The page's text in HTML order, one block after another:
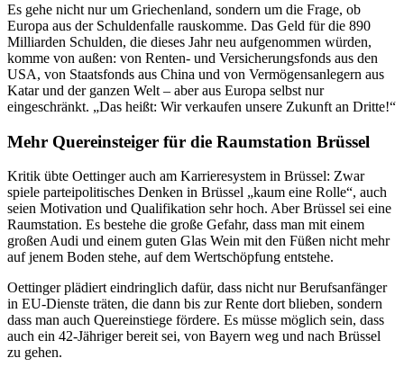
Es gehe nicht nur um Griechenland, sondern um die Frage, ob
Europa aus der Schuldenfalle rauskomme. Das Geld für die 890
Milliarden Schulden, die dieses Jahr neu aufgenommen würden,
komme von außen: von Renten- und Versicherungsfonds aus den
USA, von Staatsfonds aus China und von Vermögensanlegern aus
Katar und der ganzen Welt – aber aus Europa selbst nur
eingeschränkt. „Das heißt: Wir verkaufen unsere Zukunft an Dritte!“
Mehr Quereinsteiger für die Raumstation Brüssel
Kritik übte Oettinger auch am Karrieresystem in Brüssel: Zwar
spiele parteipolitisches Denken in Brüssel „kaum eine Rolle“, auch
seien Motivation und Qualifikation sehr hoch. Aber Brüssel sei eine
Raumstation. Es bestehe die große Gefahr, dass man mit einem
großen Audi und einem guten Glas Wein mit den Füßen nicht mehr
auf jenem Boden stehe, auf dem Wertschöpfung entstehe.
Oettinger plädiert eindringlich dafür, dass nicht nur Berufsanfänger
in EU-Dienste träten, die dann bis zur Rente dort blieben, sondern
dass man auch Quereinstiege fördere. Es müsse möglich sein, dass
auch ein 42-Jähriger bereit sei, von Bayern weg und nach Brüssel
zu gehen.